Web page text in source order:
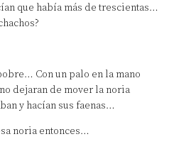
que había más de trescientas…
Con un palo en la mano
dejaran de mover la noria
y hacían sus faenas…
noria entonces…